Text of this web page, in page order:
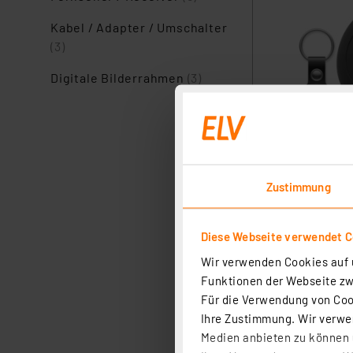
Zustimmung
Diese Webseite verwendet
Wir verwenden Cookies
Funktionen der Webseite
Für die Verwendung von
Ihre Zustimmung. Wir
Medien anbieten zu
Kabel / Adapter / Umschalter
(3)
Digitale Bilderrahmen (3)